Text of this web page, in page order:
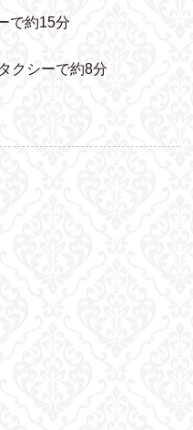
で約15分
クシーで約8分